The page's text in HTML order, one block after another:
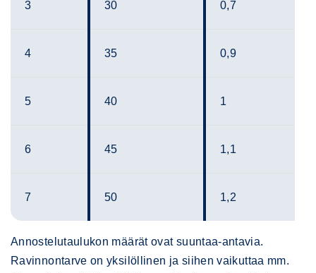
3 30 0,7
4 35 0,9
5 40 1
6 45 1,1
7 50 1,2
Annostelutaulukon määrät ovat suuntaa-antavia.
Ravinnontarve on yksilöllinen ja siihen vaikuttaa mm.